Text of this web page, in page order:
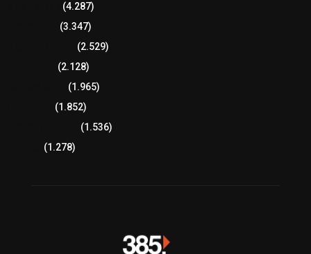
(4.287)
(3.347)
(2.529)
(2.128)
(1.965)
(1.852)
(1.536)
(1.278)